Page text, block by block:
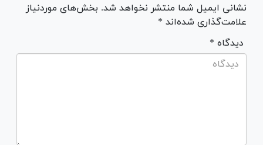
نشانی ایمیل شما منتشر نخواهد شد. بخش‌های موردنیاز
علامت‌گذاری شده‌اند *
* دیدگاه